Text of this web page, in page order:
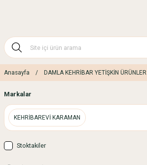
Anasayfa DAMLA KEHRİBAR YETİŞKİN ÜRÜNLER
Markalar
KEHRİBAREVİ KARAMAN
Stoktakiler